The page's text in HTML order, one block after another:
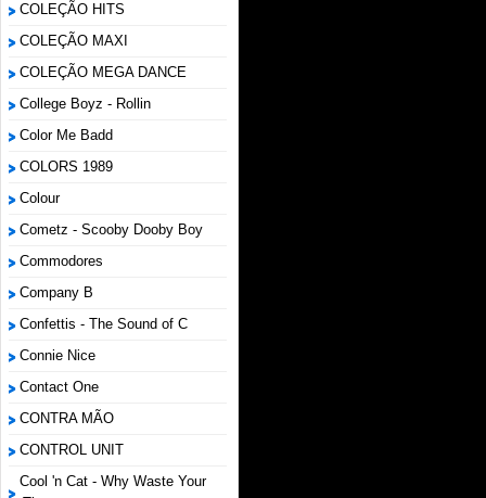
COLEÇÃO HITS
COLEÇÃO MAXI
COLEÇÃO MEGA DANCE
College Boyz ‎- Rollin
Color Me Badd
COLORS 1989
Colour
Cometz - Scooby Dooby Boy
Commodores
Company B
Confettis - The Sound of C
Connie Nice
Contact One
CONTRA MÃO
CONTROL UNIT
Cool 'n Cat - Why Waste Your